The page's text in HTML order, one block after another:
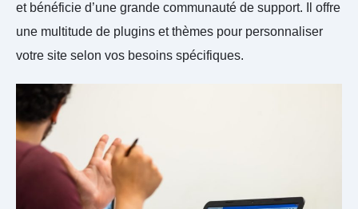
et bénéficie d’une grande communauté de support. Il offre
une multitude de plugins et thèmes pour personnaliser
votre site selon vos besoins spécifiques.